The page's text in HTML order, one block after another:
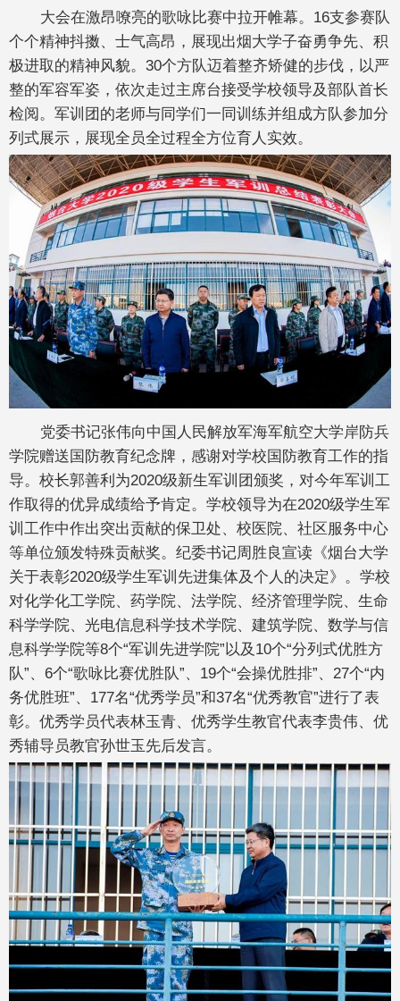
大会在激昂嘹亮的歌咏比赛中拉开帷幕。16支参赛队
个个精神抖擞、士气高昂，展现出烟大学子奋勇争先、积
极进取的精神风貌。30个方队迈着整齐矫健的步伐，以严
整的军容军姿，依次走过主席台接受学校领导及部队首长
检阅。军训团的老师与同学们一同训练并组成方队参加分
列式展示，展现全员全过程全方位育人实效。
党委书记张伟向中国人民解放军海军航空大学岸防兵
学院赠送国防教育纪念牌，感谢对学校国防教育工作的指
导。校长郭善利为2020级新生军训团颁奖，对今年军训工
作取得的优异成绩给予肯定。学校领导为在2020级学生军
训工作中作出突出贡献的保卫处、校医院、社区服务中心
等单位颁发特殊贡献奖。纪委书记周胜良宣读《烟台大学
关于表彰2020级学生军训先进集体及个人的决定》。学校
对化学化工学院、药学院、法学院、经济管理学院、生命
科学学院、光电信息科学技术学院、建筑学院、数学与信
息科学学院等8个“军训先进学院”以及10个“分列式优胜方
队”、6个“歌咏比赛优胜队”、19个“会操优胜排”、27个“内
务优胜班”、177名“优秀学员”和37名“优秀教官”进行了表
彰。优秀学员代表林玉青、优秀学生教官代表李贵伟、优
秀辅导员教官孙世玉先后发言。